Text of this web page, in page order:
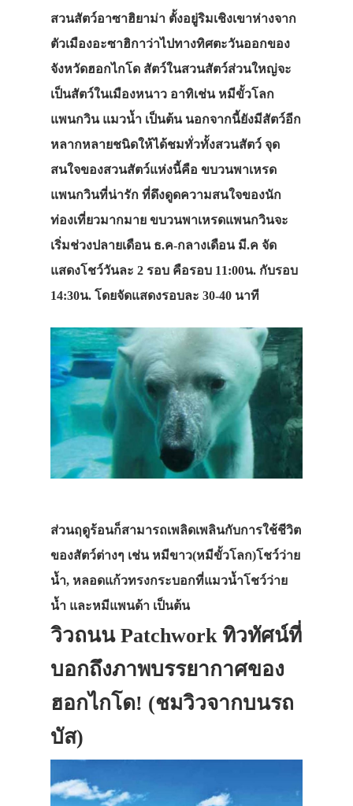
สวนสัตว์อาซาฮิยาม่า ตั้งอยู่ริมเชิงเขาห่างจาก
ตัวเมืองอะซาฮิกาว่าไปทางทิศตะวันออกของ
จังหวัดฮอกไกโด สัตว์ในสวนสัตว์ส่วนใหญ่จะ
เป็นสัตว์ในเมืองหนาว อาทิเช่น หมีขั้วโลก
แพนกวิน แมวน้ำ เป็นต้น นอกจากนี้ยังมีสัตว์อีก
หลากหลายชนิดให้ได้ชมทั่วทั้งสวนสัตว์ จุด
สนใจของสวนสัตว์แห่งนี้คือ ขบวนพาเหรด
แพนกวินที่น่ารัก ที่ดึงดูดความสนใจของนัก
ท่องเที่ยวมากมาย ขบวนพาเหรดแพนกวินจะ
เริ่มช่วงปลายเดือน ธ.ค-กลางเดือน มี.ค จัด
แสดงโชว์วันละ 2 รอบ คือรอบ 11:00น. กับรอบ
14:30น. โดยจัดแสดงรอบละ 30-40 นาที
ส่วนฤดูร้อนก็สามารถเพลิดเพลินกับการใช้ชีวิต
ของสัตว์ต่างๆ เช่น หมีขาว(หมีขั้วโลก)โชว์ว่าย
น้ำ, หลอดแก้วทรงกระบอกที่แมวน้ำโชว์ว่าย
น้ำ และหมีแพนด้า เป็นต้น
วิวถนน Patchwork ทิวทัศน์ที่
บอกถึงภาพบรรยากาศของ
ฮอกไกโด! (ชมวิวจากบนรถ
บัส)